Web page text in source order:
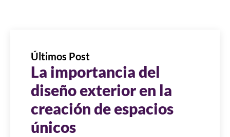
Últimos Post
La importancia del
diseño exterior en la
creación de espacios
únicos